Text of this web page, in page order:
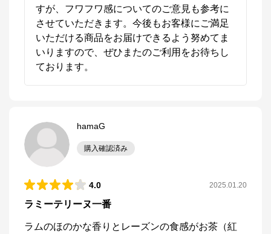
すが、フワフワ感についてのご意見も参考に
させていただきます。今後もお客様にご満足
いただける商品をお届けできるよう努めてま
いりますので、ぜひまたのご利用をお待ちし
hamaG
購入確認済み
4.0 2025.01.20
ラミーテリーヌ一番
ラムのほのかな香りとレーズンの食感がお茶（紅